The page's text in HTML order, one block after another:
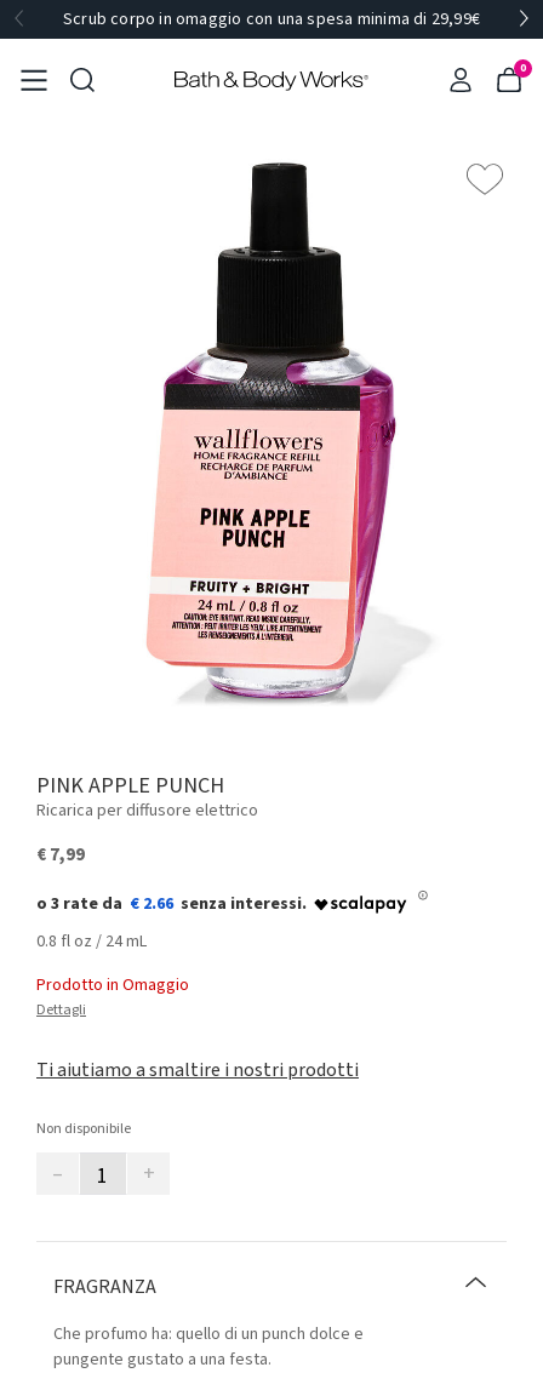
Scrub corpo in omaggio con una spesa minima di 29,99€
0
PINK APPLE PUNCH
Ricarica per diffusore elettrico
€ 7,99
€ 2.66
0.8 fl oz / 24 mL
Prodotto in Omaggio
Dettagli
Ti aiutiamo a smaltire i nostri prodotti
Non disponibile
– +
FRAGRANZA
Che profumo ha: quello di un punch dolce e
pungente gustato a una festa.